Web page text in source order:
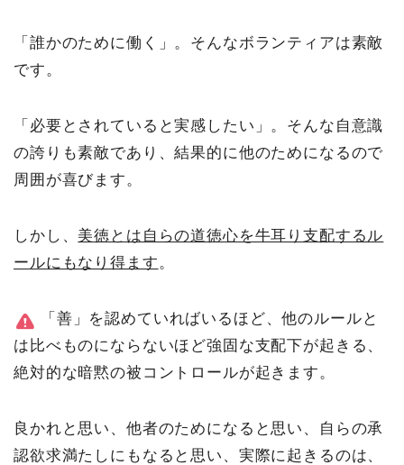
「誰かのために働く」。そんなボランティアは素敵
です。
「必要とされていると実感したい」。そんな自意識
の誇りも素敵であり、結果的に他のためになるので
周囲が喜びます。
しかし、 美徳とは自らの道徳心を牛耳り支配するル
ールにもなり得ます。
「善」を認めていればいるほど、他のルールと
は比べものにならないほど強固な支配下が起きる、
絶対的な暗黙の被コントロールが起きます。
良かれと思い、他者のためになると思い、自らの承
認欲求満たしにもなると思い、実際に起きるのは、